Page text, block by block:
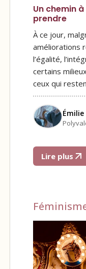
Un chemin
prendre
À ce jour,
améliorations
l’égalité,
certains
ceux qui
Lire plus